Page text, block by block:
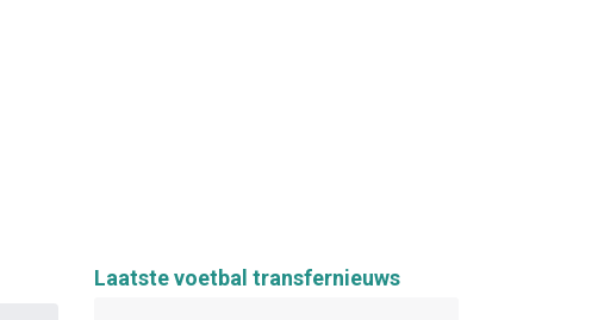
Laatste voetbal transfernieuws